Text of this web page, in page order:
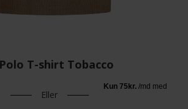
T-shirt Tobacco
Eller